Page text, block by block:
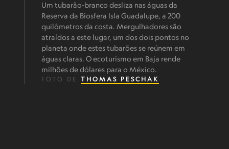
Um tubarão-branco desliza nas águas da
Reserva da Biosfera Isla Guadalupe, a 200
quilômetros da costa. Mergulhadores são
atraídos a este lugar, um dos dois pontos no
planeta onde estes tubarões se reúnem em
águas claras. O ecoturismo em Baja rende
milhões de dólares para o México.
FOTO DE THOMAS PESCHAK